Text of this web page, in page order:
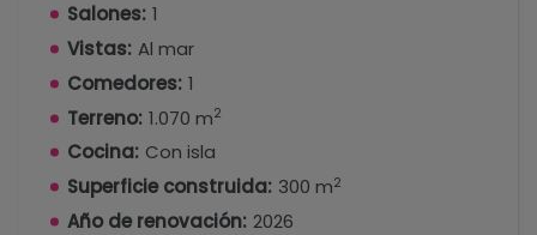
Salones: 1
Vistas: Al mar
Comedores: 1
Terreno: 1.070 m2
Cocina: Con isla
Superficie construida: 300 m2
Año de renovación: 2026